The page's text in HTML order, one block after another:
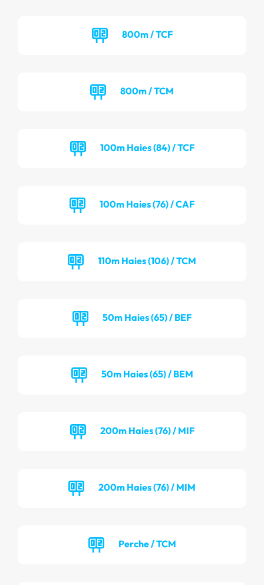
800m / TCF
800m / TCM
100m Haies (84) / TCF
100m Haies (76) / CAF
110m Haies (106) / TCM
50m Haies (65) / BEF
50m Haies (65) / BEM
200m Haies (76) / MIF
200m Haies (76) / MIM
Perche / TCM